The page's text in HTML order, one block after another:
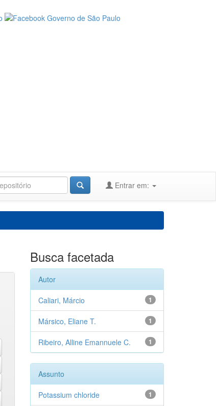
Entrar em:
Busca facetada
Autor
1
Caliari, Márcio
1
Mársico, Eliane T.
1
Ribeiro, Alline Emannuele C.
Assunto
1
Potassium chloride